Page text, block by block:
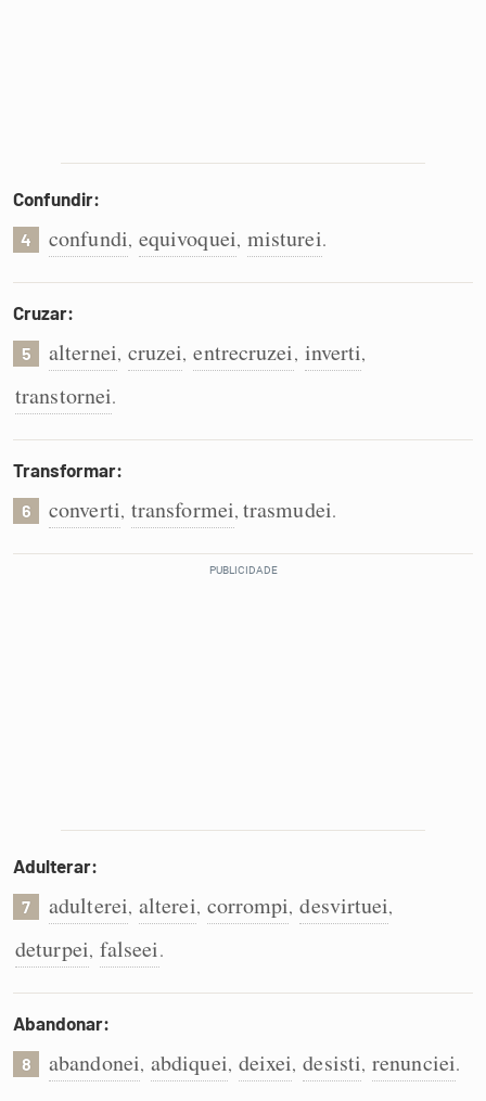
Confundir:
4 confundi, equivoquei, misturei.
Cruzar:
5 alternei, cruzei, entrecruzei, inverti,
transtornei.
Transformar:
6 converti, transformei, trasmudei.
Adulterar:
7 adulterei, alterei, corrompi, desvirtuei,
deturpei, falseei.
Abandonar:
8 abandonei, abdiquei, deixei, desisti, renunciei.